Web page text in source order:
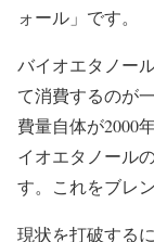
ォール」 です。
バイオエタノー
て消費するのが
費量自体が2000
イオエタノール
す。これをブレ
現状を打破する